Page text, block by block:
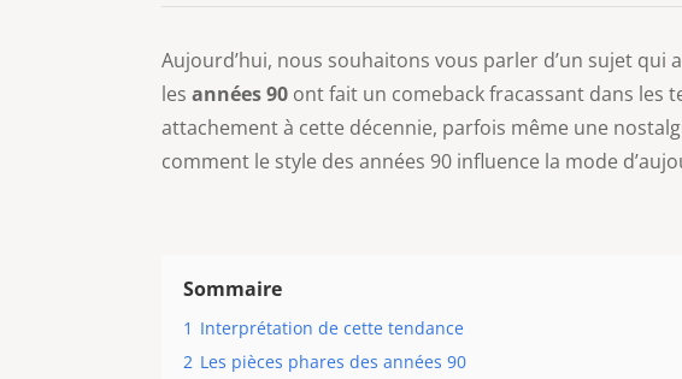
Aujourd’hui, nous souhaitons vous parler d’un sujet
lesannées 90 ont fait un comeback fracassant dans les
attachement à cette décennie, parfois même une
comment le style des années 90 influence la mode
Sommaire
1 Interprétation de cette tendance
2 Les pièces phares des années 90